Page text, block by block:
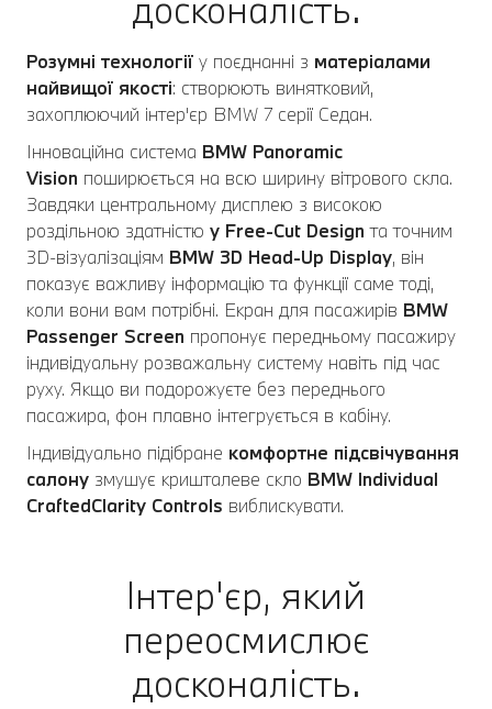
Розумні технології у поєднанні з матеріалами
найвищої якості: створюють винятковий,
захоплюючий інтер'єр BMW 7 серії Седан.
Інноваційна система BMW Panoramic
Vision поширюється на всю ширину вітрового скла.
Завдяки центральному дисплею з високою
роздільною здатністю у Free-Cut Design та точним
3D-візуалізаціям BMW 3D Head-Up Display, він
показує важливу інформацію та функції саме тоді,
коли вони вам потрібні. Екран для пасажирів BMW
Passenger Screen пропонує передньому пасажиру
індивідуальну розважальну систему навіть під час
руху. Якщо ви подорожуєте без переднього
пасажира, фон плавно інтегрується в кабіну.
Індивідуально підібране комфортне підсвічування
салону змушує кришталеве скло BMW Individual
CraftedClarity Controls виблискувати.
Інтер'єр, який
переосмислює
досконалість.